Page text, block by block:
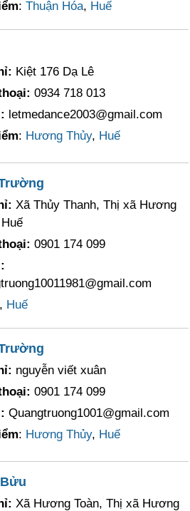
:Thuận Hóa, Huế
Kiệt 176 Dạ Lê
0934 718 013
letmedance2003@gmail.com
: Hương Thủy, Huế
Xã Thủy Thanh, Thị xã Hương
0901 174 099
, Huế
nguyễn viết xuân
0901 174 099
Quangtruong1001@gmail.com
: Hương Thủy, Huế
Xã Hương Toàn, Thị xã Hương